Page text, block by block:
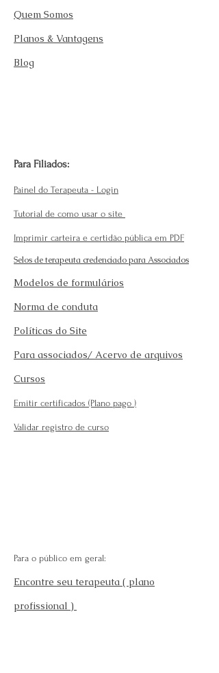
Quem Somos
Planos & Vantagens
Blog
Para Filiados:
Painel do Terapeuta - Login
Tutorial de como usar o site
Imprimir carteira e certidão pública em PDF
Selos de terapeuta credenciado para Associados
Modelos de formulários
Norma de conduta
Políticas do Site
Para associados/ Acervo de arquivos
Cursos
Emitir certificados (Plano pago )
Validar registro de curso
Para o público em geral:
Encontre seu terapeuta ( plano
profissional )